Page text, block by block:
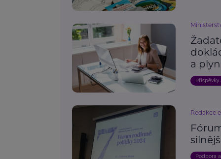
a
Příspěvky
Redakce
Podpora